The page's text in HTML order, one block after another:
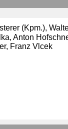
(Kpm.),
Anton
Franz Vlcek